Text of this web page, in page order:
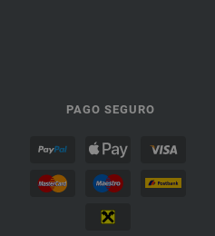
PAGO SEGURO